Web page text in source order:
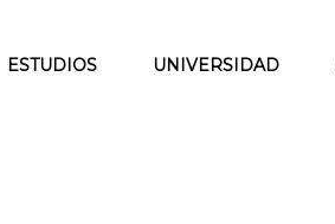
ESTUDIOS UNIVERSIDAD